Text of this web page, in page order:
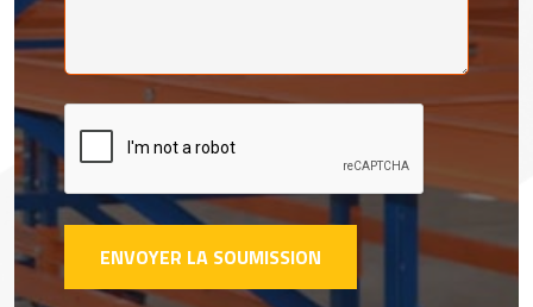
ENVOYER LA SOUMISSION